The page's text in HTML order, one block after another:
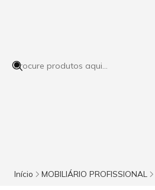
Início MOBILIÁRIO PROFISSIONAL